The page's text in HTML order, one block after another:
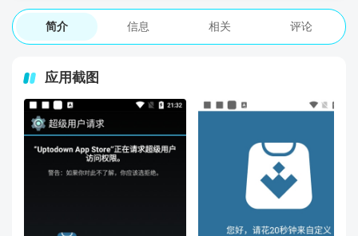
简介 信息 相关 评论
应用截图